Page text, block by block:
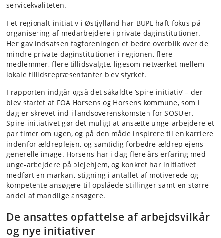
servicekvaliteten.
I et regionalt initiativ i Østjylland har BUPL haft fokus på
organisering af medarbejdere i private daginstitutioner.
Her gav indsatsen fagforeningen et bedre overblik over de
mindre private daginstitutioner i regionen, flere
medlemmer, flere tillidsvalgte, ligesom netværket mellem
lokale tillidsrepræsentanter blev styrket.
I rapporten indgår også det såkaldte ‘spire-initiativ’ – der
blev startet af FOA Horsens og Horsens kommune, som i
dag er skrevet ind i landsoverenskomsten for SOSU’er.
Spire-initiativet gør det muligt at ansætte unge-arbejdere et
par timer om ugen, og på den måde inspirere til en karriere
indenfor ældreplejen, og samtidig forbedre ældreplejens
generelle image. Horsens har i dag flere års erfaring med
unge-arbejdere på plejehjem, og konkret har initiativet
medført en markant stigning i antallet af motiverede og
kompetente ansøgere til opslåede stillinger samt en større
andel af mandlige ansøgere.
De ansattes opfattelse af arbejdsvilkår
og nye initiativer